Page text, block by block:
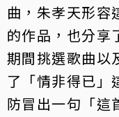
曲，朱孝天形容
的作品，也分享
期間挑選歌曲以
了「情非得已」
防冒出一句「這